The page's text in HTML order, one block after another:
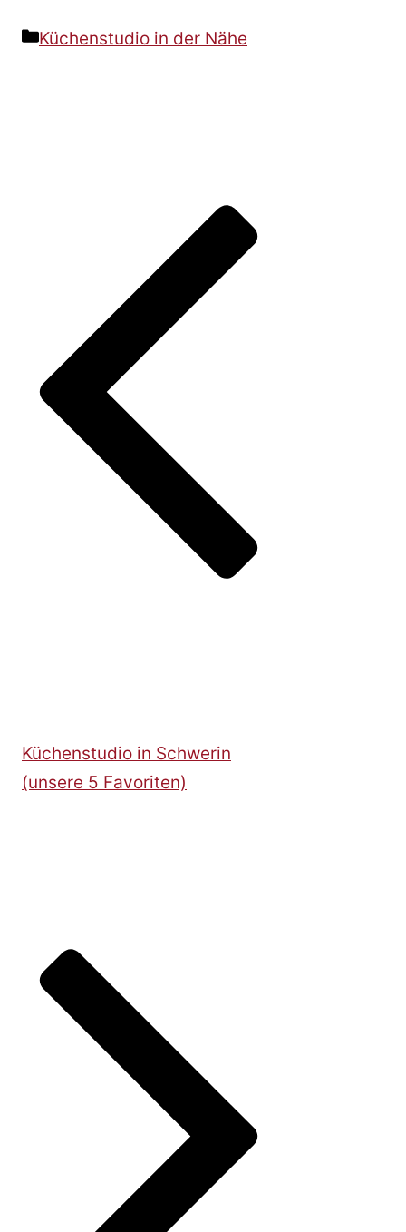
Kategorien
Küchenstudio in der Nähe
Küchenstudio in Schwerin
(unsere 5 Favoriten)